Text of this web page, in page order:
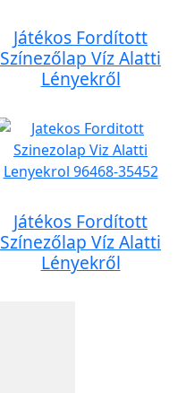
Játékos Fordított
Színezőlap Víz Alatti
Lényekről
Játékos Fordított
Színezőlap Víz Alatti
Lényekről